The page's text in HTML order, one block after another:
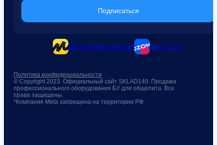
Подписаться
Мы в Яндекс.Маркет Мы в Ozon
© Copyright 2023. Официальный сайт SKLAD140. Продажа
профессионального оборудования БУ для общепита. Все
права защищены.
*Компания Meta запрещена на территории РФ
Политика конфиденциальности